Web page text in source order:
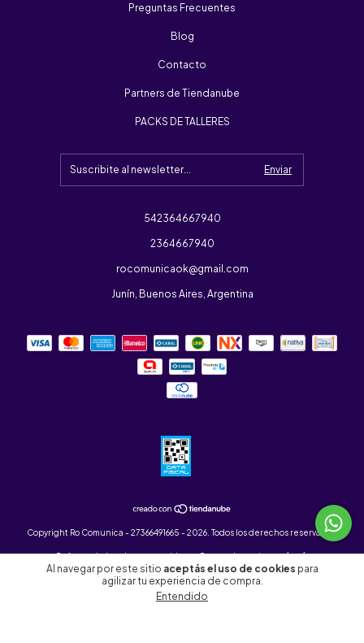
Al navegar por este sitio aceptás el uso de cookies para
agilizar tu experiencia de compra.
Entendido
Preguntas Frecuentes
Blog
Contacto
Partners de Tiendanube
PACKS DE TALLERES
542364667940
2364667940
rocomunicaok@gmail.com
Junín, Buenos Aires, Argentina
Copyright Ro Comunica - 27366491665 - 2026. Todos los derechos reservados.
Defensa de las y los consumidores. Para reclamosingresá acá.
Botón de arrepentimiento